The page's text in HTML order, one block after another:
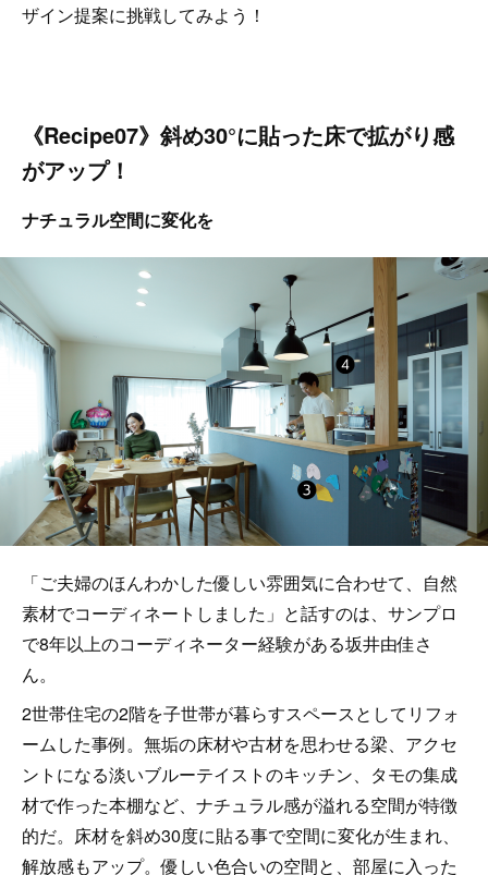
ザイン提案に挑戦してみよう！
《Recipe07》斜め30°に貼った床で拡がり感
がアップ！
ナチュラル空間に変化を
「ご夫婦のほんわかした優しい雰囲気に合わせて、自然
素材でコーディネートしました」と話すのは、サンプロ
で8年以上のコーディネーター経験がある坂井由佳さ
ん。
2世帯住宅の2階を子世帯が暮らすスペースとしてリフォ
ームした事例。無垢の床材や古材を思わせる梁、アクセ
ントになる淡いブルーテイストのキッチン、タモの集成
材で作った本棚など、ナチュラル感が溢れる空間が特徴
的だ。床材を斜め30度に貼る事で空間に変化が生まれ、
解放感もアップ。優しい色合いの空間と、部屋に入った